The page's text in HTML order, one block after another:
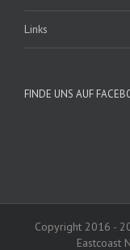
Links
FINDE UNS AUF
Copyright 2016 -
Eastcoast